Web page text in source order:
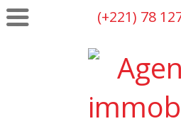
(+221) 78